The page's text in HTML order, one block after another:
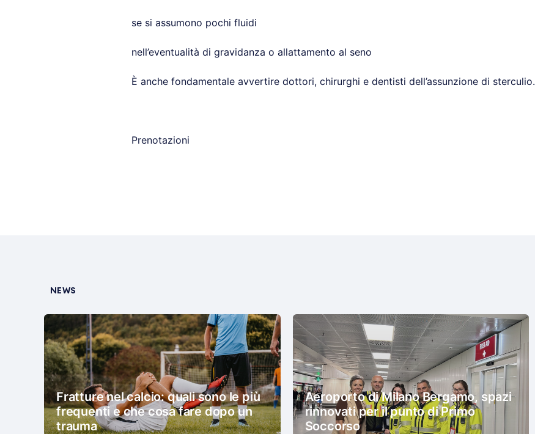
se si assumono pochi fluidi
nell’eventualità di gravidanza o allattamento al seno
È anche fondamentale avvertire dottori, chirurghi e dentisti dell’assunzione di sterculio.
Prenotazioni
NEWS
Fratture nel calcio: quali sono le più
frequenti e che cosa fare dopo un
trauma
Aeroporto di Milano Bergamo, spazi
rinnovati per il punto di Primo
Soccorso